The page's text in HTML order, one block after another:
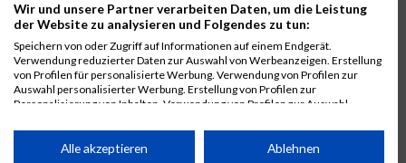
Austria Extreme Triathlon
22. Juni 2019
Austria Extreme Triathlon
23. Juni 2018
Austria Extreme Triathlon
24. Juni 2017
Austria Extreme Triathlon
Wir und unsere Partner verarbeiten Daten, um die Leistung
der Website zu analysieren und Folgendes zu tun:
Speichern von oder Zugriff auf Informationen auf einem Endgerät.
Verwendung reduzierter Daten zur Auswahl von Werbeanzeigen. Erstellung
von Profilen für personalisierte Werbung. Verwendung von Profilen zur
Auswahl personalisierter Werbung. Erstellung von Profilen zur
Personalisierung von Inhalten. Verwendung von Profilen zur Auswahl
Performance von Inhalten. Analyse von Zielgruppen durch Statistiken oder
Kombinationen von Daten aus verschiedenen Quellen. Entwicklung und
Alle akzeptieren Ablehnen